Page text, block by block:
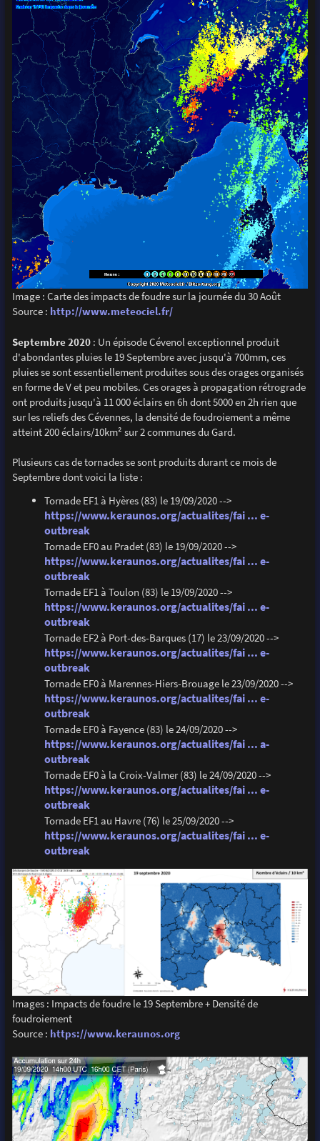
Image : Carte des impacts de foudre sur la journée du 30 Août
Source : http://www.meteociel.fr/
Septembre 2020: Un épisode Cévenol exceptionnel produit
d'abondantes pluies le 19 Septembre avec jusqu'à 700mm, ces
pluies se sont essentiellement produites sous des orages organisés
en forme de V et peu mobiles. Ces orages à propagation rétrograde
ont produits jusqu'à 11 000 éclairs en 6h dont 5000 en 2h rien que
sur les reliefs des Cévennes, la densité de foudroiement a même
atteint 200 éclairs/10km² sur 2 communes du Gard.
Plusieurs cas de tornades se sont produits durant ce mois de
Septembre dont voici la liste :
Tornade EF1 à Hyères (83) le 19/09/2020 -->
https://www.keraunos.org/actualites/fai ... e-
outbreak
Tornade EF0 au Pradet (83) le 19/09/2020 -->
https://www.keraunos.org/actualites/fai ... e-
outbreak
Tornade EF1 à Toulon (83) le 19/09/2020 -->
https://www.keraunos.org/actualites/fai ... e-
outbreak
Tornade EF2 à Port-des-Barques (17) le 23/09/2020 -->
https://www.keraunos.org/actualites/fai ... e-
outbreak
Tornade EF0 à Marennes-Hiers-Brouage le 23/09/2020 -->
https://www.keraunos.org/actualites/fai ... e-
outbreak
Tornade EF0 à Fayence (83) le 24/09/2020 -->
https://www.keraunos.org/actualites/fai ... a-
outbreak
Tornade EF0 à la Croix-Valmer (83) le 24/09/2020 -->
https://www.keraunos.org/actualites/fai ... e-
outbreak
Tornade EF1 au Havre (76) le 25/09/2020 -->
https://www.keraunos.org/actualites/fai ... e-
outbreak
Images : Impacts de foudre le 19 Septembre + Densité de
foudroiement
Source : https://www.keraunos.org